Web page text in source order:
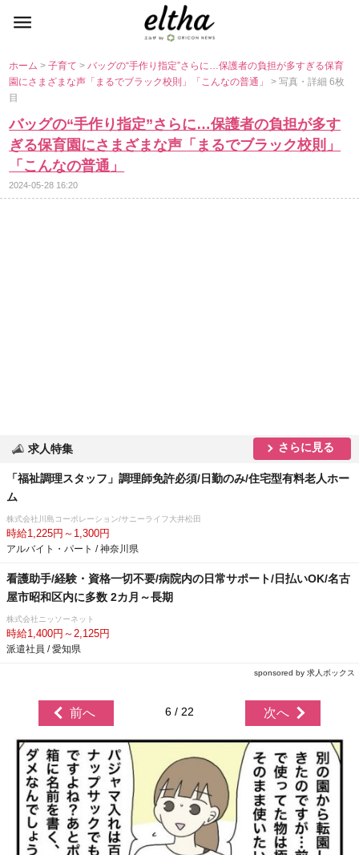
ホーム>子育て>バッグの“手作り指定”さらに…保護者の負担が多すぎる保育
園にさまざまな声「まるでブラック校則」「こんなの普通」> 写真・詳細 6枚
目
バッグの“手作り指定”さらに…保護者の負担が多す
ぎる保育園にさまざまな声「まるでブラック校則」
「こんなの普通」
2024-05-28 16:20
求人特集 さらに見る
「福祉調理スタッフ」調理師免許必須/日勤のみ/住宅型有料老人ホー
ム
株式会社川島コーポレーション/サニーライフ大井松田
時給1,225円～1,300円
アルバイト・パート / 神奈川県
看護助手/経験・資格一切不要/病院内の日常サポート/日払いOK/名古
屋市昭和区内に多数 2カ月～長期
株式会社ニッソーネット
時給1,400円～2,125円
派遣社員 / 愛知県
sponsored by 求人ボックス
前へ 6 / 22 次へ